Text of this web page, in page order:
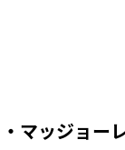
マッジョー